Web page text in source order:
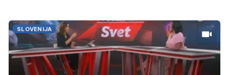
SLOVENIJA